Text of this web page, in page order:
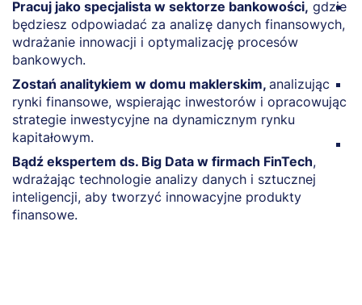
Pracuj jako specjalista w sektorze bankowości, gdzie
będziesz odpowiadać za analizę danych finansowych,
wdrażanie innowacji i optymalizację procesów
bankowych.
Zostań analitykiem w domu maklerskim, analizując
rynki finansowe, wspierając inwestorów i opracowując
strategie inwestycyjne na dynamicznym rynku
kapitałowym.
Bądź ekspertem ds. Big Data w firmach FinTech,
wdrażając technologie analizy danych i sztucznej
inteligencji, aby tworzyć innowacyjne produkty
finansowe.